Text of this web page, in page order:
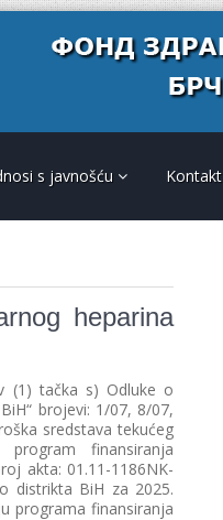
s javnošću Kontakt
heparina
(1) tačka s) Odluke o
brojevi: 1/07, 8/07,
sredstava tekućeg
finansiranja
akta: 01.11-1186NK-
distrikta BiH za 2025.
programa finansiranja